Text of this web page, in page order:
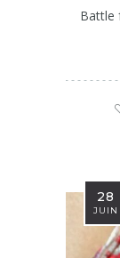
Battle
28
JUIN